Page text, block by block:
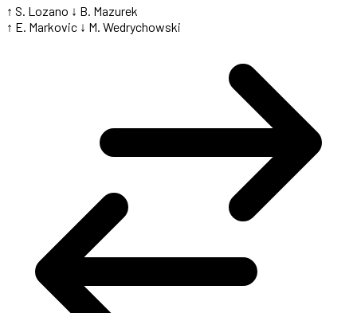
↑ S. Lozano ↓ B. Mazurek
↑ E. Markovic ↓ M. Wedrychowski